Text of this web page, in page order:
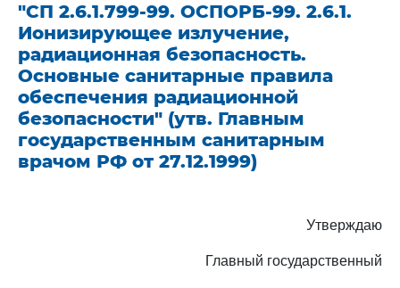
"СП 2.6.1.799-99. ОСПОРБ-99. 2.6.1.
Ионизирующее излучение,
радиационная безопасность.
Основные санитарные правила
обеспечения радиационной
безопасности" (утв. Главным
государственным санитарным
врачом РФ от 27.12.1999)
Утверждаю
Главный государственный